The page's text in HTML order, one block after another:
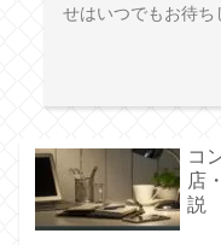
せはいつでもお待ち
コ
店
説